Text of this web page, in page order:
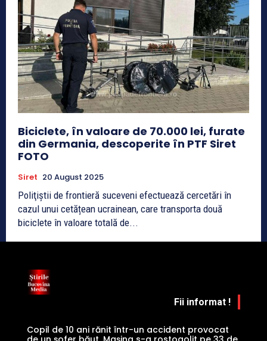
Biciclete, în valoare de 70.000 lei, furate
din Germania, descoperite în PTF Siret
FOTO
Siret 20 August 2025
Poliţiştii de frontieră suceveni efectuează cercetări în
cazul unui cetățean ucrainean, care transporta două
biciclete în valoare totală de...
Fii informat !
Copil de 10 ani rănit într-un accident provocat